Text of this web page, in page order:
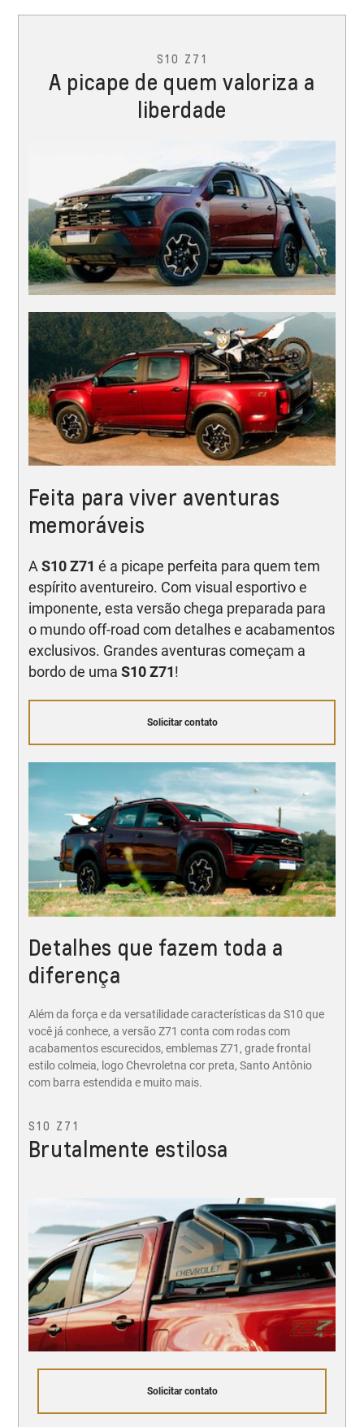
S10 Z71
A picape de quem valoriza a
liberdade
Feita para viver aventuras
memoráveis
A S10 Z71 é a picape perfeita para quem tem
espírito aventureiro. Com visual esportivo e
imponente, esta versão chega preparada para
o mundo off-road com detalhes e acabamentos
exclusivos. Grandes aventuras começam a
bordo de uma S10 Z71!
Solicitar contato
Detalhes que fazem toda a
diferença
Além da força e da versatilidade características da S10 que
você já conhece, a versão Z71 conta com rodas com
acabamentos escurecidos, emblemas Z71, grade frontal
estilo colmeia, logo Chevroletna cor preta, Santo Antônio
com barra estendida e muito mais.
S10 Z71
Brutalmente estilosa
Solicitar contato